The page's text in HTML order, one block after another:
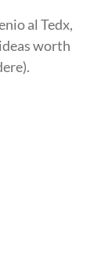
al Tedx,
worth